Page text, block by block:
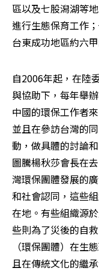
區以及七股潟湖等
進行生態保育工作
台東成功地區約六
自2006年起，在陸
與協助下，每年舉
中國的環保工作者
並且在參訪台灣的
動，做具體的討論
圖騰楊秋莎會長在
灣環保團體發展的
和社會認同，這些
在地。有些組織源
些則為了災後的自
（環保團體）在生
且在傳統文化的繼